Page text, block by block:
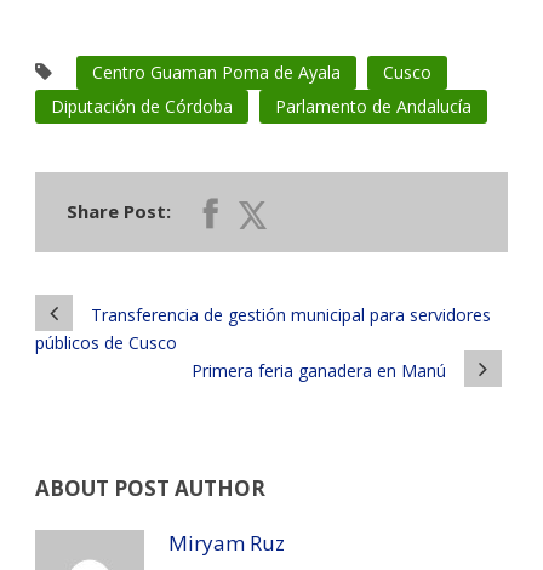
Centro Guaman Poma de Ayala
Cusco
Diputación de Córdoba
Parlamento de Andalucía
Share Post:
Transferencia de gestión municipal para servidores
públicos de Cusco
Primera feria ganadera en Manú
ABOUT POST AUTHOR
Miryam Ruz